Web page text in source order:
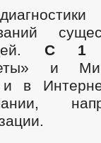
С 1
и
в